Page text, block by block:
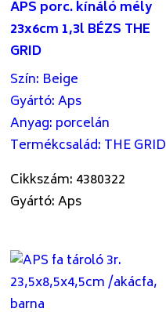
APS porc. kínáló mély
23x6cm 1,3l BÉZS THE
GRID
Szín: Beige
Gyártó:Aps
Anyag: porcelán
Termékcsalád: THE GRID
Cikkszám: 4380322
Gyártó: Aps